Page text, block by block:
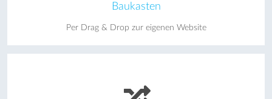
Baukasten
Per Drag & Drop zur eigenen Website